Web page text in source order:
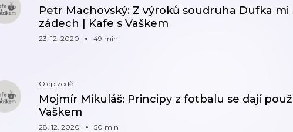
Petr Machovský: Z výroků soudruha Dufka mi
zádech | Kafe s Vaškem
23. 12. 2020 49 min
O epizodě
Mojmír Mikuláš: Principy z fotbalu se dají
Vaškem
28. 12. 2020 50 min